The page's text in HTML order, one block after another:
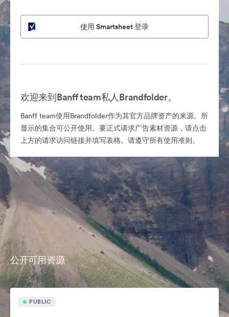
使用 Smartsheet 登录
欢迎来到Banff team私人Brandfolder。
Banff team使用Brandfolder作为其官方品牌资产的来源。所
显示的集合可公开使用。要正式请求广告素材资源，请点击
上方的请求访问链接并填写表格。请遵守所有使用准则。
公开可用资源
PUBLIC